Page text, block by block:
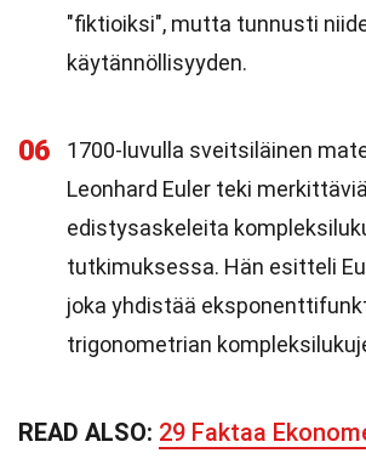
"fiktioiksi", mutta tunnusti
käytännöllisyyden.
06
1700-luvulla sveitsiläinen
Leonhard Euler teki merkittäviä
edistysaskeleita
tutkimuksessa. Hän esitteli
joka yhdistää
trigonometrian
READ ALSO: 29 Faktaa